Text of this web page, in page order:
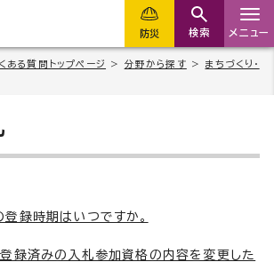
防災 検索 メニュー
ある質問トップページ > 分野から探す > まちづくり・
録時期はいつですか。
登録済みの入札参加資格の内容を変更した